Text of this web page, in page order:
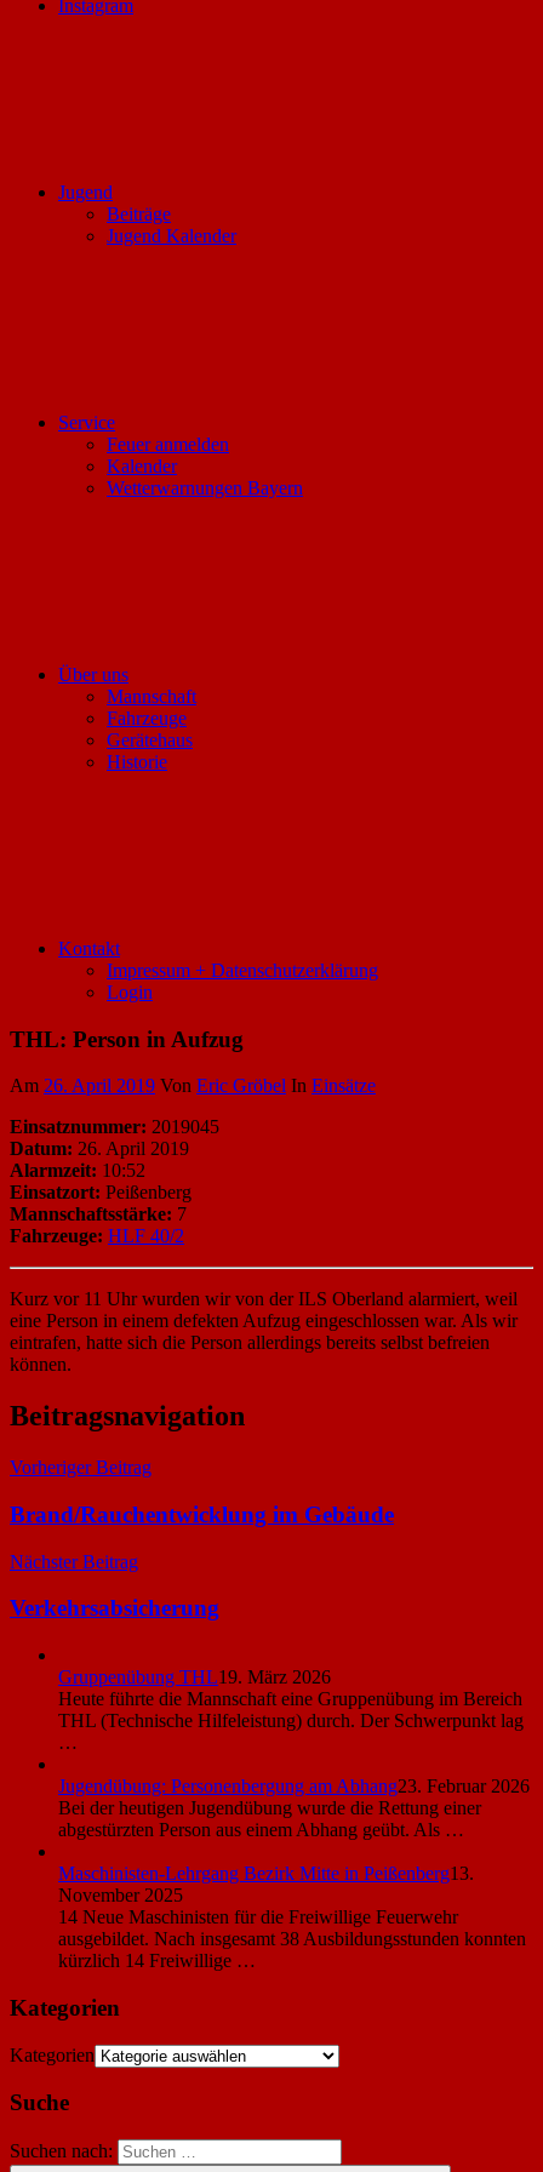
Instagram
Jugend
Beiträge
Jugend Kalender
Service
Feuer anmelden
Kalender
Wetterwarnungen Bayern
Über uns
Mannschaft
Fahrzeuge
Gerätehaus
Historie
Kontakt
Impressum + Datenschutzerklärung
Login
THL: Person in Aufzug
Am 26. April 2019 Von Eric Gröbel In Einsätze
Einsatznummer: 2019045
Datum: 26. April 2019
Alarmzeit: 10:52
Einsatzort: Peißenberg
Mannschaftsstärke: 7
Fahrzeuge: HLF 40/2
Kurz vor 11 Uhr wurden wir von der ILS Oberland alarmiert, weil
eine Person in einem defekten Aufzug eingeschlossen war. Als wir
eintrafen, hatte sich die Person allerdings bereits selbst befreien
können.
Beitragsnavigation
Vorheriger Beitrag
Brand/Rauchentwicklung im Gebäude
Nächster Beitrag
Verkehrsabsicherung
Gruppenübung THL19. März 2026
Heute führte die Mannschaft eine Gruppenübung im Bereich
THL (Technische Hilfeleistung) durch. Der Schwerpunkt lag
…
Jugendübung: Personenbergung am Abhang23. Februar 2026
Bei der heutigen Jugendübung wurde die Rettung einer
abgestürzten Person aus einem Abhang geübt. Als …
Maschinisten-Lehrgang Bezirk Mitte in Peißenberg13.
November 2025
14 Neue Maschinisten für die Freiwillige Feuerwehr
ausgebildet. Nach insgesamt 38 Ausbildungsstunden konnten
kürzlich 14 Freiwillige …
Kategorien
Kategorien
Suche
Suchen nach: